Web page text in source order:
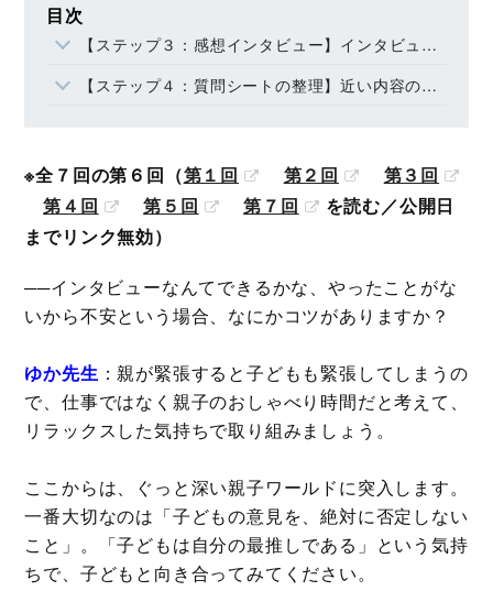
目次
【ステップ３：感想インタビュー】インタビュー中は「子どもの言葉に全力共感！」
【ステップ４：質問シートの整理】近い内容のものをつなげて文にする
※全７回の第６回（第１回 第２回
第３回
第４回
第５回 第７回
を読む／公開日
までリンク無効）
──インタビューなんてできるかな、やったことがな
いから不安という場合、なにかコツがありますか？
ゆか先生 ：親が緊張すると子どもも緊張してしまうの
で、仕事ではなく親子のおしゃべり時間だと考えて、
リラックスした気持ちで取り組みましょう。
ここからは、ぐっと深い親子ワールドに突入します。
一番大切なのは「子どもの意見を、絶対に否定しない
こと」。「子どもは自分の最推しである」という気持
ちで、子どもと向き合ってみてください。